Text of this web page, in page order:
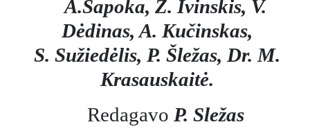
A.Šapoka, Z. Ivinskis, V.
Dėdinas, A. Kučinskas,
S. Sužiedėlis, P. Šležas, Dr. M.
Krasauskaitė.
Redagavo P. Sležas